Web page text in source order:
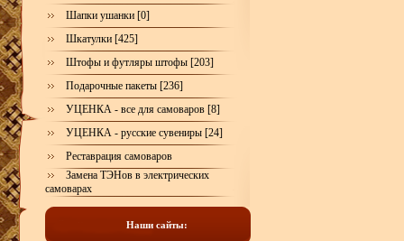
Шапки ушанки [0]
Шкатулки [425]
Штофы и футляры штофы [203]
Подарочные пакеты [236]
УЦЕНКА - все для самоваров [8]
УЦЕНКА - русские сувениры [24]
Реставрация самоваров
Замена ТЭНов в электрических
самоварах
Наши сайты: